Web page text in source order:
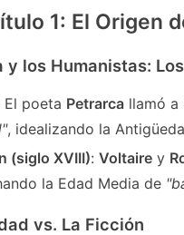
1: El Origen
y los Humanistas:
El poeta Petrarca llamó a
, idealizando la
(siglo XVIII): Voltaire y
la Edad Media de
vs. La Ficción